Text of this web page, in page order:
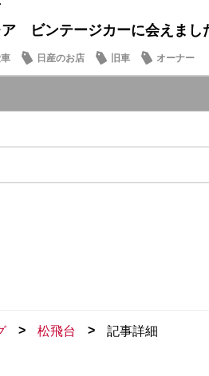
ア ビンテージカーに会えまし
日産のお店 旧車 オーナー
> 松飛台 > 記事詳細